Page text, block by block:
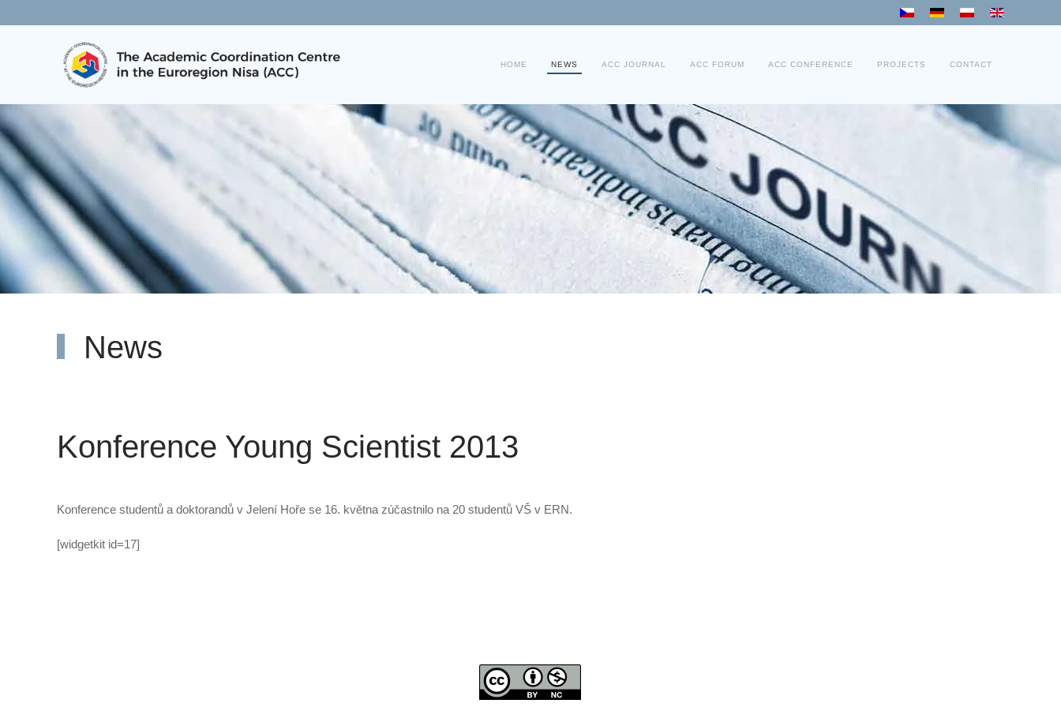
HOME NEWS ACC JOURNAL ACC FORUM ACC CONFERENCE PROJECTS CONTACT
News
Konference Young Scientist 2013
Konference studentů a doktorandů v Jelení Hoře se 16. května zúčastnilo na 20 studentů VŠ v ERN.
[widgetkit id=17]